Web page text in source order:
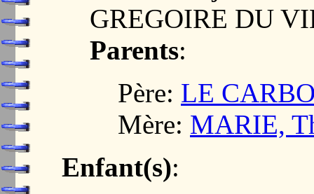
GREGOIRE DU
Parents:
Père: LE
Mère: MARIE,
Enfant(s):